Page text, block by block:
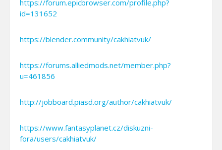
https://forum.epicbrowser.com/profile.php?
id=131652
https://blender.community/cakhiatvuk/
https://forums.alliedmods.net/member.php?
u=461856
http://jobboard.piasd.org/author/cakhiatvuk/
https://www.fantasyplanet.cz/diskuzni-
fora/users/cakhiatvuk/